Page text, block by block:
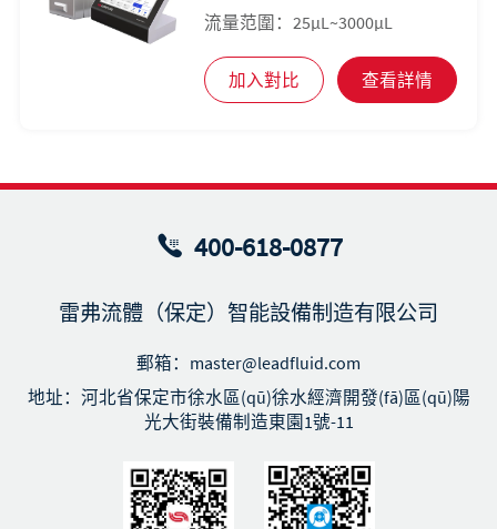
流量范圍：25μL~3000μL
加入對比 查看詳情
400-618-0877
雷弗流體（保定）智能設備制造有限公司
郵箱：master@leadfluid.com
地址：河北省保定市徐水區(qū)徐水經濟開發(fā)區(qū)陽
光大街裝備制造東園1號-11